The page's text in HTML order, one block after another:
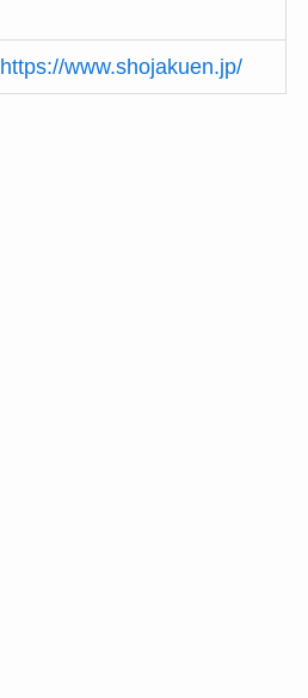
https://www.shojakuen.jp/